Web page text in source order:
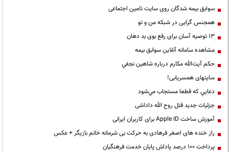
سوابق بیمه شدگان روی سایت تامین اجتماعی
همجنس گرایی در شبکه من و تو
13 توصیه آسان برای رفع بوی بد دهان
مشاهده سامانه آنلاين سوابق بیمه
حكم آيت‌الله مكارم درباره شاهين نجفي
سایتهای همسریابی!
دعايي كه قطعا مستجاب مي‌شود
جزئیات جدید قتل روح الله داداشی
آموزش ساخت Apple ID برای کاربران ایرانی
راز خنده های اصغر فرهادی به حرکت بی شرمانه خانم بازیگر + عکس
پرداخت ۱۰۰ درصد پاداش پایان خدمت فرهنگیان